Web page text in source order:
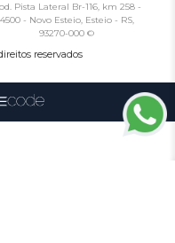
Pista Lateral Br-116, km 258 -
4500 - Novo Esteio, Esteio - RS,
93270-000 ©
reservados